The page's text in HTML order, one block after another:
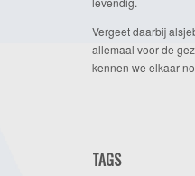
Vergeet daarbij
allemaal voor de
kennen we elkaar
TAGS